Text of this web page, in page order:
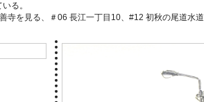
る。
寺を見る、＃06 長江一丁目10、#12 初秋の尾道水道